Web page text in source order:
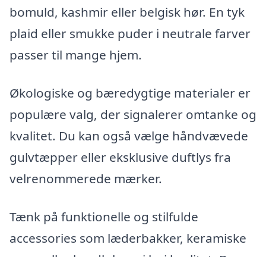
bomuld, kashmir eller belgisk hør. En tyk
plaid eller smukke puder i neutrale farver
passer til mange hjem.
Økologiske og bæredygtige materialer er
populære valg, der signalerer omtanke og
kvalitet. Du kan også vælge håndvævede
gulvtæpper eller eksklusive duftlys fra
velrenommerede mærker.
Tænk på funktionelle og stilfulde
accessories som læderbakker, keramiske